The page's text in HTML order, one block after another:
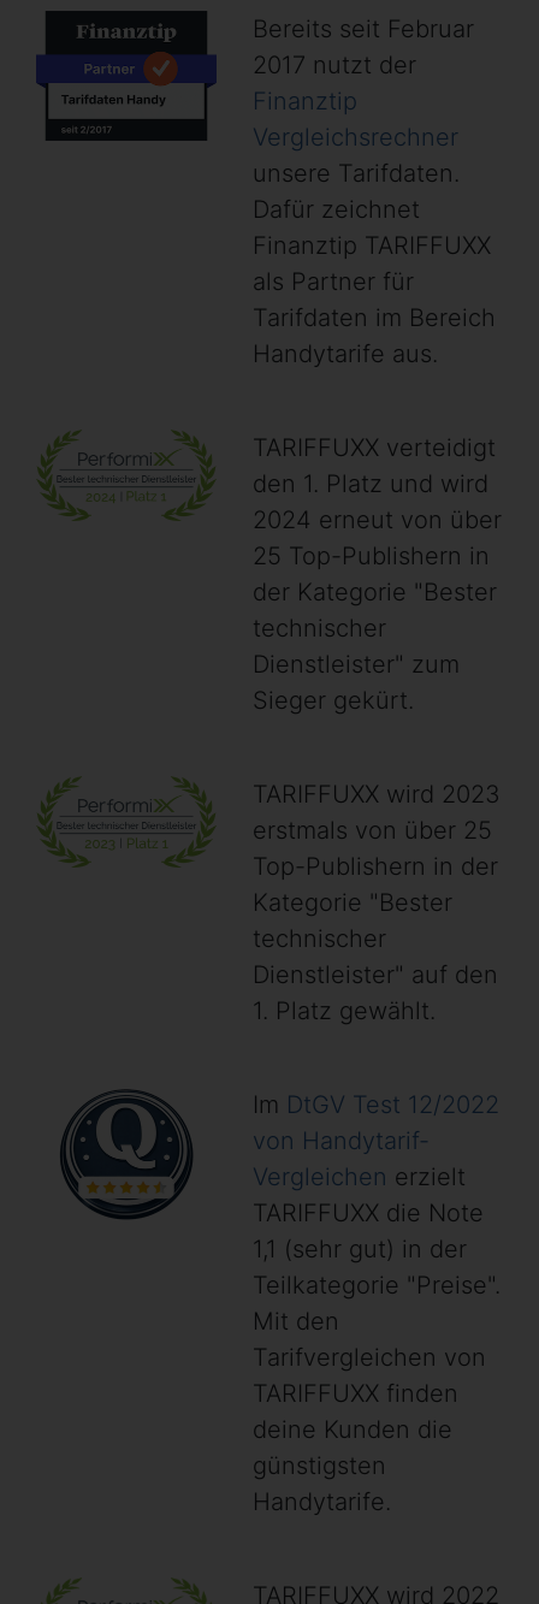
Bereits seit Februar
2017 nutzt der
Finanztip
Vergleichsrechner
unsere Tarifdaten.
Dafür zeichnet
Finanztip TARIFFUXX
als Partner für
Tarifdaten im Bereich
Handytarife aus.
TARIFFUXX verteidigt
den 1. Platz und wird
2024 erneut von über
25 Top-Publishern in
der Kategorie "Bester
technischer
Dienstleister" zum
Sieger gekürt.
TARIFFUXX wird 2023
erstmals von über 25
Top-Publishern in der
Kategorie "Bester
technischer
Dienstleister" auf den
1. Platz gewählt.
Im DtGV Test 12/2022
von Handytarif-
Vergleichen erzielt
TARIFFUXX die Note
1,1 (sehr gut) in der
Teilkategorie "Preise".
Mit den
Tarifvergleichen von
TARIFFUXX finden
deine Kunden die
günstigsten
Handytarife.
TARIFFUXX wird 2022